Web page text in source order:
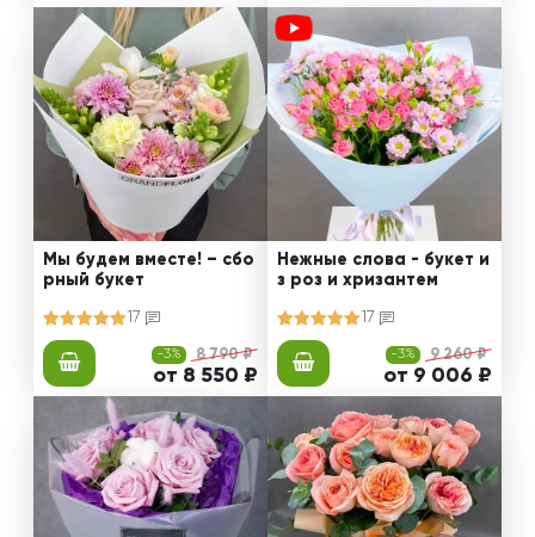
Мы будем вместе! – сбо
рный букет
17
-3% 8 790 ₽
от 8 550 ₽
Нежные слова - букет и
з роз и хризантем
17
-3% 9 260 ₽
от 9 006 ₽